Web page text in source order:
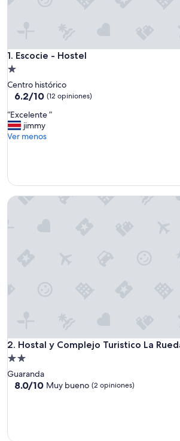
1. Escocie - Hostel
Escocie - Hostel
Propiedad
de
1.0
Centro histórico
6.2
10,
(12
opiniones)
6.2/10 (12 opiniones)
“
E
x
e
t
“Excelente ”
jimmy
Ver menos
2. Hostal y Complejo Turistico La
Hostal y Complejo Turistico La Rueda
Propiedad
de
2.0
Guaranda
8.0
8.0/10 Muy bueno (2 opiniones)
Hostal y Complejo Turistico La Rueda